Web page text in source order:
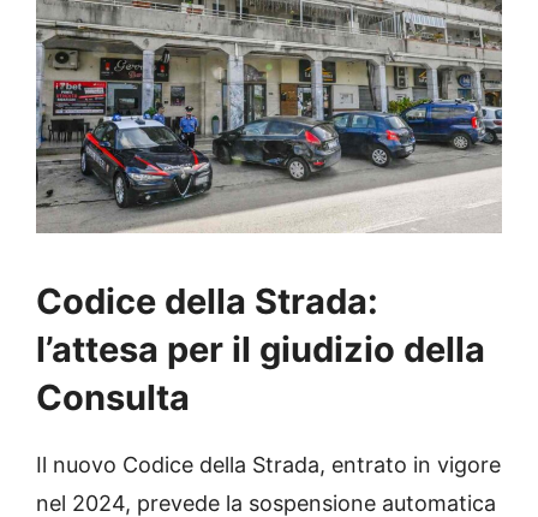
Codice della Strada:
l’attesa per il giudizio della
Consulta
Il nuovo Codice della Strada, entrato in vigore
nel 2024, prevede la sospensione automatica